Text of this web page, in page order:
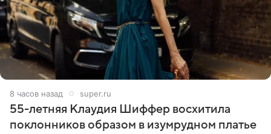
8 часов назад super.ru
55-летняя Клаудия Шиффер восхитила
поклонников образом в изумрудном платье